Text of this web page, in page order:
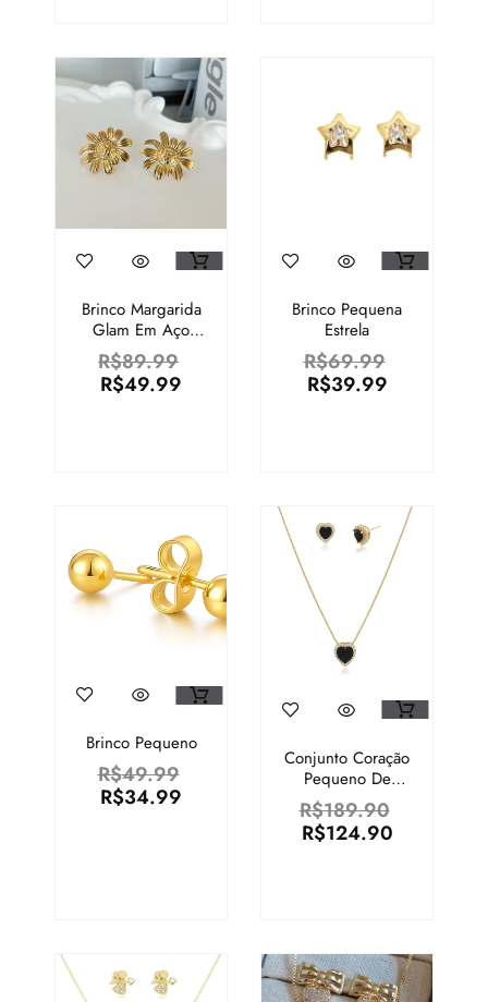
Brinco Margarida
Glam Em Aço
Inoxidável
R$89.99
R$49.99
Brinco Pequena
Estrela
R$69.99
R$39.99
Brinco Pequeno
R$49.99
R$34.99
Conjunto Coração
Pequeno De
Cristal Negro E
Zircônias
Diamond
R$189.90
R$124.90